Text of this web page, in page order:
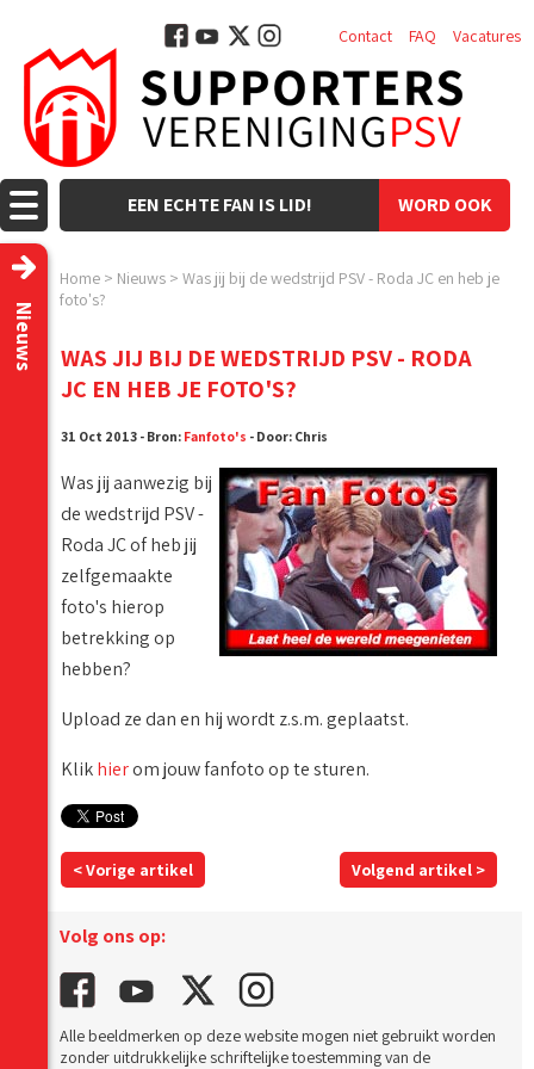
WORD OOK
EEN ECHTE FAN IS LID!
Contact FAQ Vacatures
Home > Nieuws > Was jij bij de wedstrijd PSV - Roda JC en heb je
foto's?
Nieuws
WAS JIJ BIJ DE WEDSTRIJD PSV - RODA
JC EN HEB JE FOTO'S?
31 Oct 2013 - Bron: Fanfoto's - Door: Chris
Was jij aanwezig bij
de wedstrijd PSV -
Roda JC of heb jij
zelfgemaakte
foto's hierop
betrekking op
hebben?
Upload ze dan en hij wordt z.s.m. geplaatst.
Klikhierom jouw fanfoto op te sturen.
< Vorige artikel Volgend artikel >
Volg ons op:
Alle beeldmerken op deze website mogen niet gebruikt worden
zonder uitdrukkelijke schriftelijke toestemming van de